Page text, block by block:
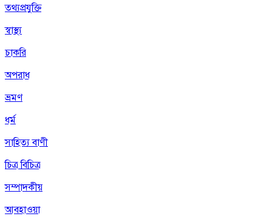
তথ্যপ্রযুক্তি
স্বাস্থ্য
চাকরি
অপরাধ
ভ্রমণ
ধর্ম
সাহিত্য বাণী
চিত্র বিচিত্র
সম্পাদকীয়
আবহাওয়া